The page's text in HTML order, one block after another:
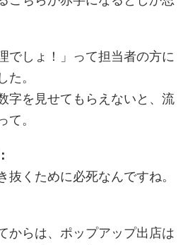
でしょ！」って担当者の方に
た。
字を見せてもらえないと、流
て。
抜くために必死なんですね。
からは、ポップアップ出店は